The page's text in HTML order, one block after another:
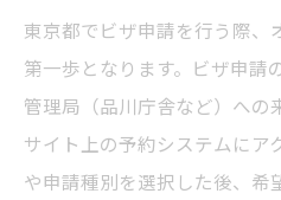
東京都でビザ申請を行う際、
第一歩となります。ビザ申請
管理局（品川庁舎など）への
サイト上の予約システムにア
や申請種別を選択した後、希